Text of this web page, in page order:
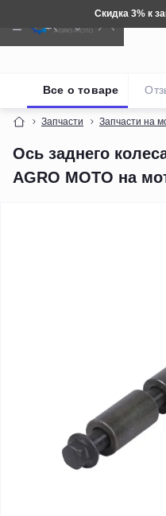
Скидка 3% к заказам на
Запчасти Запчасти на
Ось заднего
AGRO MOTO на
Все о товаре